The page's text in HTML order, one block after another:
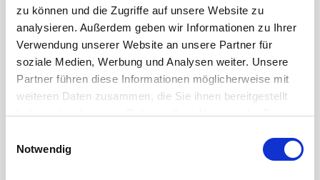
zu können und die Zugriffe auf unsere Website zu
analysieren. Außerdem geben wir Informationen zu Ihrer
Verwendung unserer Website an unsere Partner für
soziale Medien, Werbung und Analysen weiter. Unsere
Partner führen diese Informationen möglicherweise mit
weiteren Daten zusammen, die Sie ihnen bereitgestellt
haben oder die sie im Rahmen Ihrer Nutzung der Dienste
Notwendig
78,0
8. Mai 2026 24. Juni 2026 7. August 2026
24 Std. 1M 3M 1J 5J